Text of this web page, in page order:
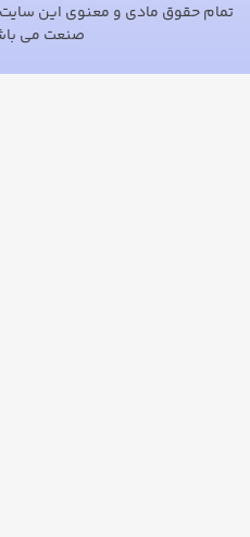
و معنوی این سایت محفوظ و
صنعت می باشد. @1404